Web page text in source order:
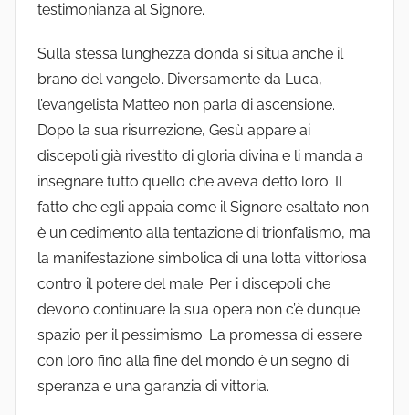
testimonianza al Signore.
Sulla stessa lunghezza d’onda si situa anche il
brano del vangelo. Diversamente da Luca,
l’evangelista Matteo non parla di ascensione.
Dopo la sua risurrezione, Gesù appare ai
discepoli già rivestito di gloria divina e li manda a
insegnare tutto quello che aveva detto loro. Il
fatto che egli appaia come il Signore esaltato non
è un cedimento alla tentazione di trionfalismo, ma
la manifestazione simbolica di una lotta vittoriosa
contro il potere del male. Per i discepoli che
devono continuare la sua opera non c’è dunque
spazio per il pessimismo. La promessa di essere
con loro fino alla fine del mondo è un segno di
speranza e una garanzia di vittoria.